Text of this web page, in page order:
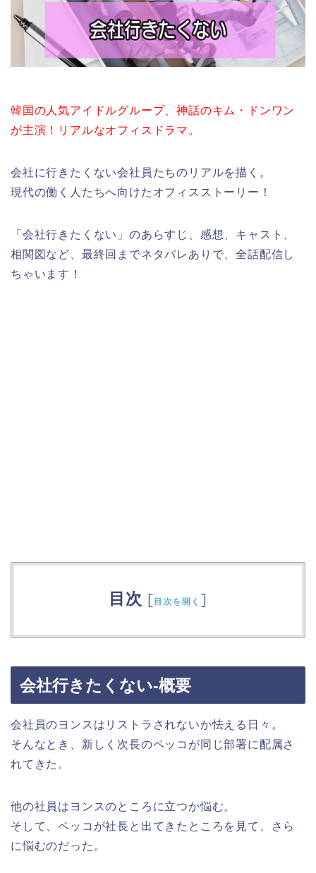
韓国の人気アイドルグループ、神話のキム・ドンワン
が主演！リアルなオフィスドラマ。
会社に行きたくない会社員たちのリアルを描く。
現代の働く人たちへ向けたオフィスストーリー！
「会社行きたくない」のあらすじ、感想、キャスト、
相関図など、最終回までネタバレありで、全話配信し
ちゃいます！
目次 [目次を開く ]
会社行きたくない-概要
会社員のヨンスはリストラされないか怯える日々。
そんなとき、新しく次長のペッコが同じ部署に配属さ
れてきた。
他の社員はヨンスのところに立つか悩む。
そして、ペッコが社長と出てきたところを見て、さら
に悩むのだった。